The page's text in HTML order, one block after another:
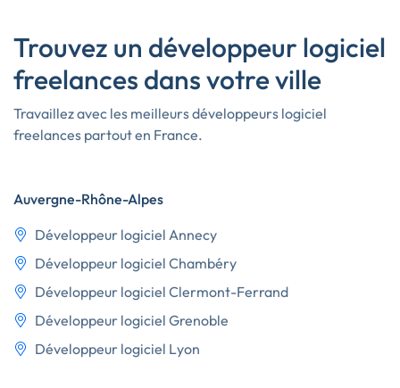
Trouvez un développeur logiciel
freelances dans votre ville
Travaillez avec les meilleurs développeurs logiciel
freelances partout en France.
Auvergne-Rhône-Alpes
Développeur logiciel Annecy
Développeur logiciel Chambéry
Développeur logiciel Clermont-Ferrand
Développeur logiciel Grenoble
Développeur logiciel Lyon